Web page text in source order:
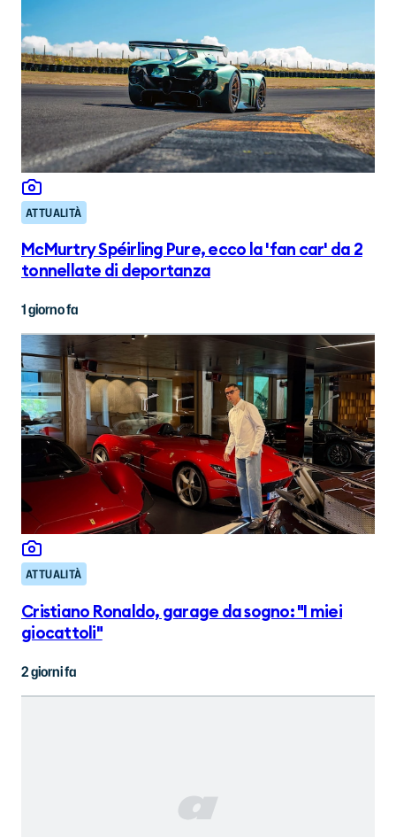
ATTUALITÀ
McMurtry Spéirling Pure, ecco la 'fan car' da 2
tonnellate di deportanza
1 giorno fa
ATTUALITÀ
Cristiano Ronaldo, garage da sogno: "I miei
giocattoli"
2 giorni fa